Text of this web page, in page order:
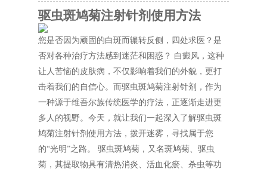
驱虫斑鸠菊注射针剂使用方法
您是否因为顽固的白斑而辗转反侧，四处求医？是
否对各种治疗方法感到迷茫和困惑？ 白癜风，这种
让人苦恼的皮肤病，不仅影响着我们的外貌，更打
击着我们的自信心。而驱虫斑鸠菊注射针剂，作为
一种源于维吾尔族传统医学的疗法，正逐渐走进更
多人的视野。今天，就让我们一起深入了解驱虫斑
鸠菊注射针剂使用方法，拨开迷雾，寻找属于您
的“光明”之路。 驱虫斑鸠菊，又名斑鸠菊、驱虫
菊，其提取物具有清热消炎、活血化瘀、杀虫等功